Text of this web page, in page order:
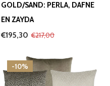
GOLD/SAND: PERLA, DAFNE
EN ZAYDA
€195,30 €217,00
-10%